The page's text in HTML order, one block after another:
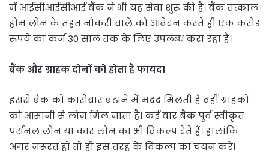
में आईसीआईसीआई बैंक ने भी यह सेवा शुरू की है। बैंक तत्काल
होम लोन के तहत नौकरी वाले को आवेदन करते ही एक करोड़
रुपये का कर्ज 30 साल तक के लिए उपलब्ध करा रहा है।
बैंक और ग्राहक दोनों को होता है फायदा
इससे बैंक को कारोबार बढ़ाने में मदद मिलती है वहीं ग्राहकों
को आसानी से लोन मिल जाता है। कई बार बैंक पूर्व स्वीकृत
पर्सनल लोन या कार लोन का भी विकल्प देते हैं। हालांकि
अगर जरूरत हो तो ही इस तरह के विकल्प का चयन करें।